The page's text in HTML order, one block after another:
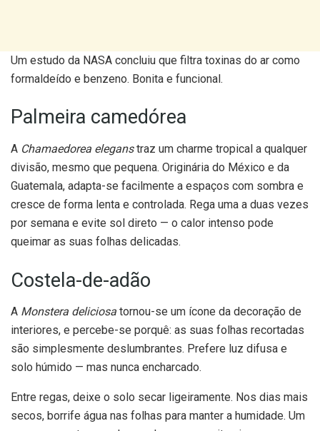
Um estudo da NASA concluiu que filtra toxinas do ar como
formaldeído e benzeno. Bonita e funcional.
Palmeira camedórea
A Chamaedorea eleganstraz um charme tropical a qualquer
divisão, mesmo que pequena. Originária do México e da
Guatemala, adapta-se facilmente a espaços com sombra e
cresce de forma lenta e controlada. Rega uma a duas vezes
por semana e evite sol direto — o calor intenso pode
queimar as suas folhas delicadas.
Costela-de-adão
A Monstera deliciosa tornou-se um ícone da decoração de
interiores, e percebe-se porquê: as suas folhas recortadas
são simplesmente deslumbrantes. Prefere luz difusa e
solo húmido — mas nunca encharcado.
Entre regas, deixe o solo secar ligeiramente. Nos dias mais
secos, borrife água nas folhas para manter a humidade. Um